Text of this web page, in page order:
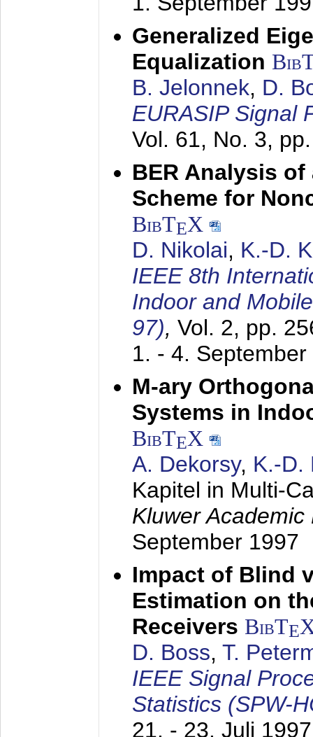
Generalized
Equalization
B. Jelonnek, D.
EURASIP Signal
Vol. 61, No. 3,
BER Analysis
Scheme for
BibTEX
D. Nikolai, K.-D.
IEEE 8th
Indoor and
97), Vol. 2, pp.
1. - 4. September
M-ary
Systems in
BibTEX
A. Dekorsy, K.-D.
Kapitel in Multi-
Kluwer
September 1997
Impact of Blind
Estimation on
Receivers BibTE
D. Boss, T.
IEEE Signal
Statistics (SPW-
21. - 23. Juli 1997